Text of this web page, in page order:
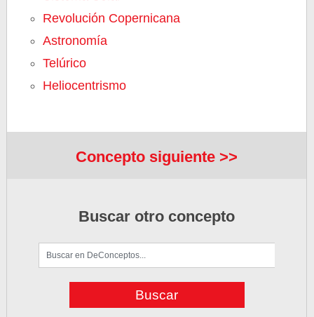
Revolución Copernicana
Astronomía
Telúrico
Heliocentrismo
Concepto siguiente >>
Buscar otro concepto